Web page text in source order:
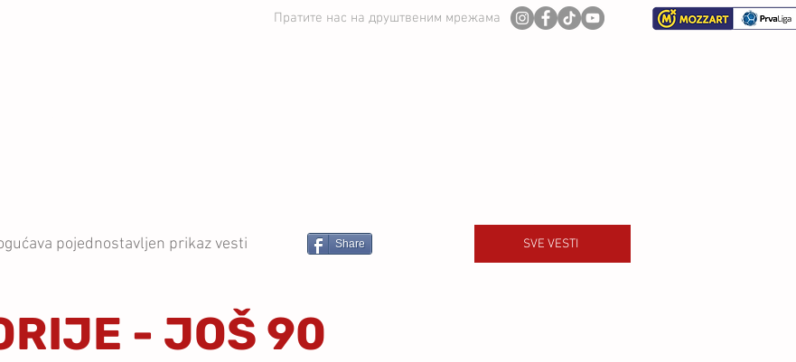
Пратите нас на друштвеним мрежама
pojednostavljen prikaz vesti Share SVE VESTI
- JOŠ 90